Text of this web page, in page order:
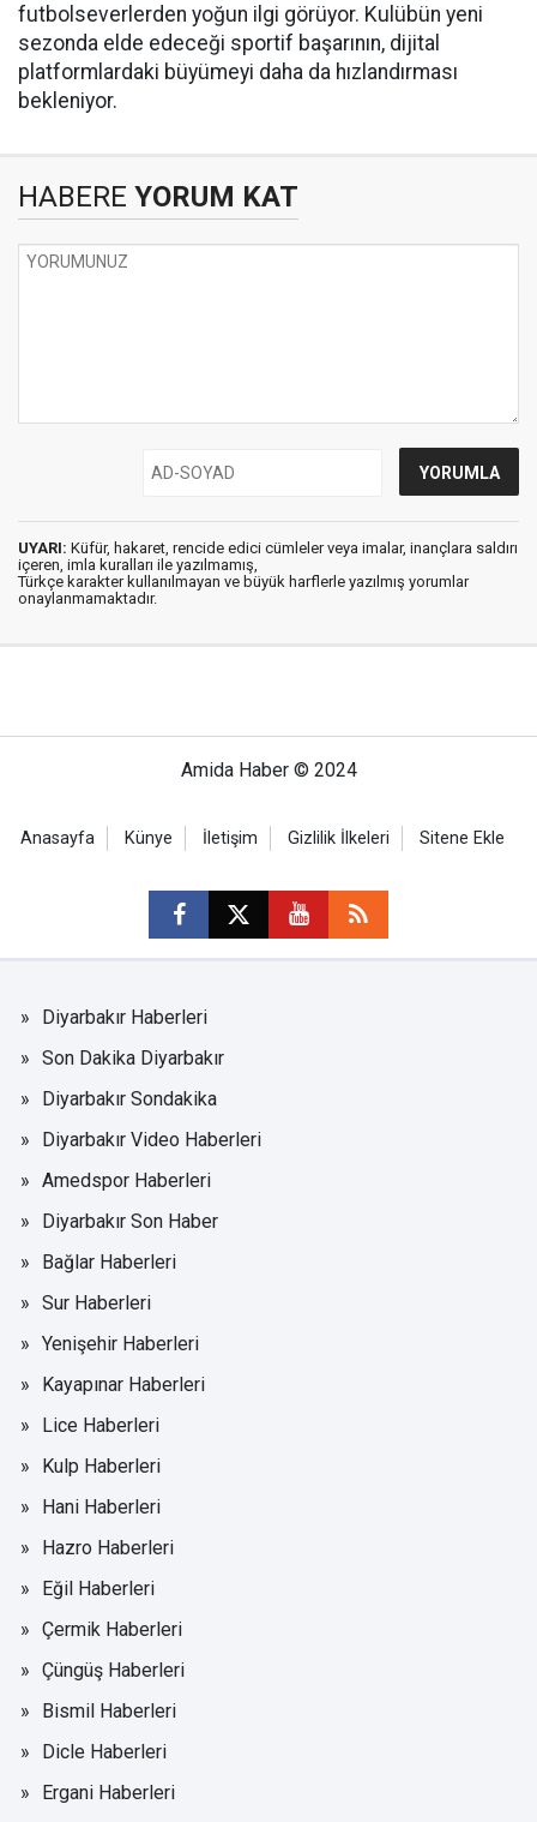
futbolseverlerden yoğun ilgi görüyor. Kulübün yeni
sezonda elde edeceği sportif başarının, dijital
platformlardaki büyümeyi daha da hızlandırması
bekleniyor.
HABERE YORUM KAT
UYARI: Küfür, hakaret, rencide edici cümleler veya imalar, inançlara saldırı
içeren, imla kuralları ile yazılmamış,
Türkçe karakter kullanılmayan ve büyük harflerle yazılmış yorumlar
onaylanmamaktadır.
Amida Haber © 2024
Anasayfa Künye İletişim Gizlilik İlkeleri Sitene Ekle
Diyarbakır Haberleri
Son Dakika Diyarbakır
Diyarbakır Sondakika
Diyarbakır Video Haberleri
Amedspor Haberleri
Diyarbakır Son Haber
Bağlar Haberleri
Sur Haberleri
Yenişehir Haberleri
Kayapınar Haberleri
Lice Haberleri
Kulp Haberleri
Hani Haberleri
Hazro Haberleri
Eğil Haberleri
Çermik Haberleri
Çüngüş Haberleri
Bismil Haberleri
Dicle Haberleri
Ergani Haberleri